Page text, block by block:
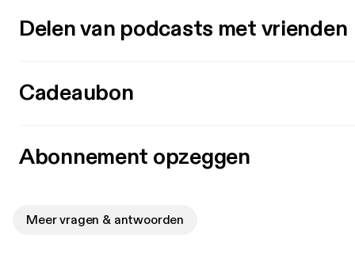
Delen van podcasts met vrienden
Cadeaubon
Abonnement opzeggen
Meer vragen & antwoorden